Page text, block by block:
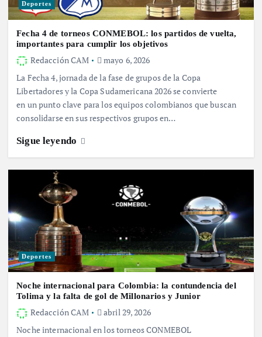
Deportes
Fecha 4 de torneos CONMEBOL: los partidos de vuelta,
importantes para cumplir los objetivos
Redacción CAM
mayo 6, 2026
La Fecha 4, jornada de la fase de grupos de la Copa
Libertadores y la Copa Sudamericana 2026 se convierte
en un punto clave para los equipos colombianos que buscan
consolidarse en sus respectivos grupos en…
Sigue leyendo
Deportes
Noche internacional para Colombia: la contundencia del
Tolima y la falta de gol de Millonarios y Junior
Redacción CAM
abril 29, 2026
Noche internacional en los torneos CONMEBOL